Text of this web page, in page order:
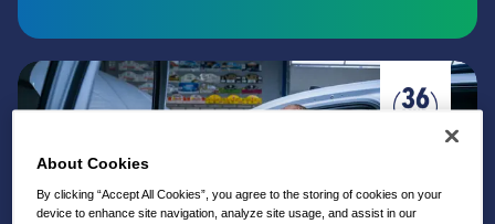
About Cookies
By clicking “Accept All Cookies”, you agree to the storing of cookies on your
device to enhance site navigation, analyze site usage, and assist in our